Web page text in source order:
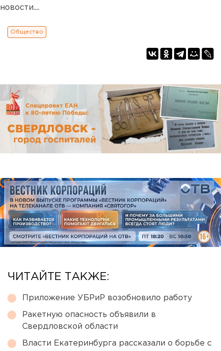
новости....
Общество
ЧИТАЙТЕ ТАКЖЕ:
Приложение УБРиР возобновило работу
Ракетную опасность объявили в
Свердловской области
Власти Екатеринбурга рассказали о борьбе с